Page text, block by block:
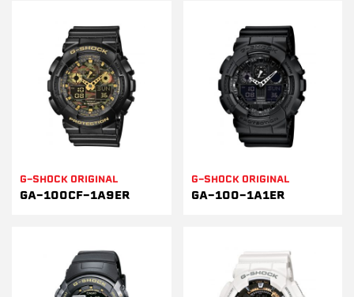
G-SHOCK ORIGINAL
GA-100CF-1A9ER
G-SHOCK ORIGINAL
GA-100-1A1ER